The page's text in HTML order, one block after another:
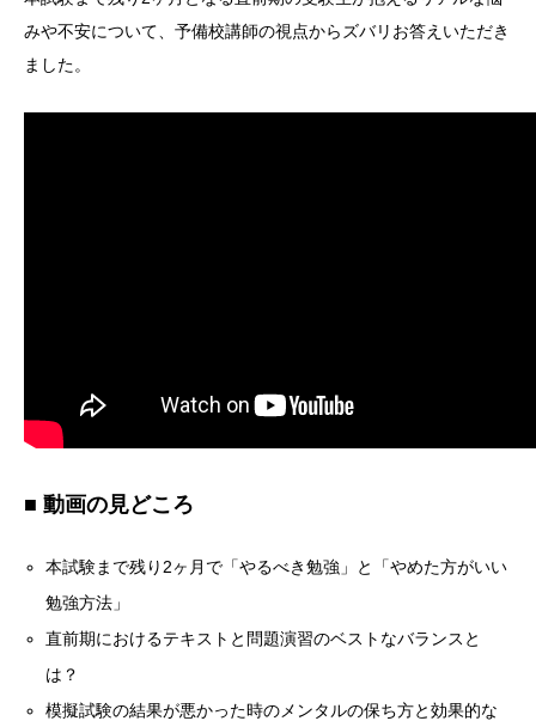
みや不安について、予備校講師の視点からズバリお答えいただき
ました。
■ 動画の見どころ
本試験まで残り2ヶ月で「やるべき勉強」と「やめた方がいい
勉強方法」
直前期におけるテキストと問題演習のベストなバランスと
は？
模擬試験の結果が悪かった時のメンタルの保ち方と効果的な